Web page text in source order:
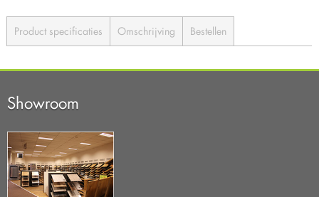
Product specificaties Omschrijving Bestellen
Showroom